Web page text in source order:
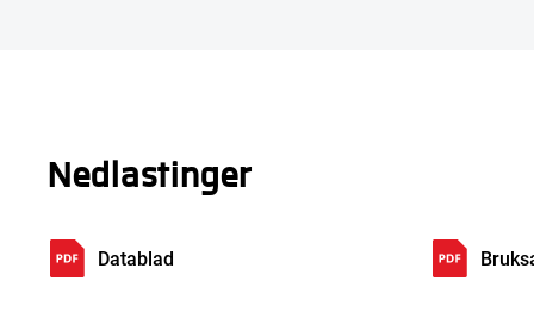
Nedlastinger
Datablad